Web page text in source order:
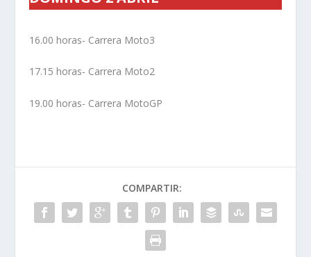
16.00 horas- Carrera Moto3
17.15 horas- Carrera Moto2
19.00 horas- Carrera MotoGP
COMPARTIR: